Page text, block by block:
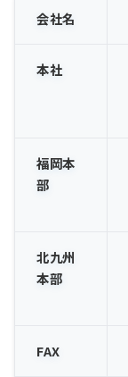
会社名
本社
福岡本
部
北九州
本部
FAX